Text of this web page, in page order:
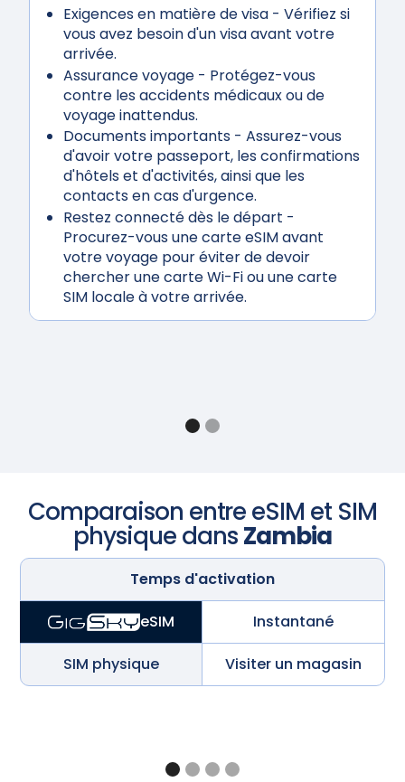
Exigences en matière de visa - Vérifiez si
vous avez besoin d'un visa avant votre
arrivée.
Assurance voyage - Protégez-vous
contre les accidents médicaux ou de
voyage inattendus.
Documents importants - Assurez-vous
d'avoir votre passeport, les confirmations
d'hôtels et d'activités, ainsi que les
contacts en cas d'urgence.
Restez connecté dès le départ -
Procurez-vous une carte eSIM avant
votre voyage pour éviter de devoir
chercher une carte Wi-Fi ou une carte
SIM locale à votre arrivée.
Comparaison entre eSIM et SIM
physique dansZambia
Temps d'activation
eSIM Instantané
SIM physique Visiter un magasin